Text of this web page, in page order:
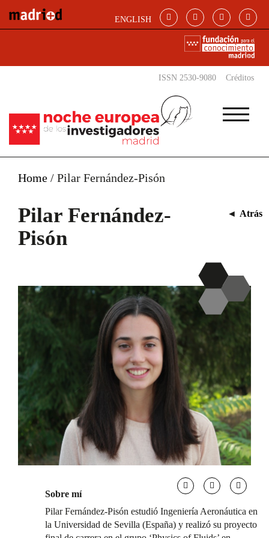
ENGLISH
ISSN 2530-9080 Créditos
Home / Pilar Fernández-Pisón
Pilar Fernández-
Pisón
◄ Atrás
Sobre mí
Pilar Fernández-Pisón estudió Ingeniería Aeronáutica en
la Universidad de Sevilla (España) y realizó su proyecto